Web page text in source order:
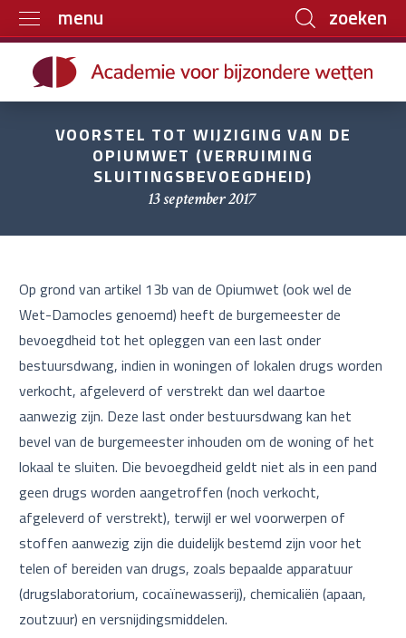
menu zoeken
Home
Boeken
E-learning
Contact
VOORSTEL TOT WIJZIGING VAN DE
OPIUMWET (VERRUIMING
SLUITINGSBEVOEGDHEID)
13 september 2017
Op grond van artikel 13b van de Opiumwet (ook wel de
Wet-Damocles genoemd) heeft de burgemeester de
bevoegdheid tot het opleggen van een last onder
bestuursdwang, indien in woningen of lokalen drugs worden
verkocht, afgeleverd of verstrekt dan wel daartoe
aanwezig zijn. Deze last onder bestuursdwang kan het
bevel van de burgemeester inhouden om de woning of het
lokaal te sluiten. Die bevoegdheid geldt niet als in een pand
geen drugs worden aangetroffen (noch verkocht,
afgeleverd of verstrekt), terwijl er wel voorwerpen of
stoffen aanwezig zijn die duidelijk bestemd zijn voor het
telen of bereiden van drugs, zoals bepaalde apparatuur
(drugslaboratorium, cocaïnewasserij), chemicaliën (apaan,
zoutzuur) en versnijdingsmiddelen.